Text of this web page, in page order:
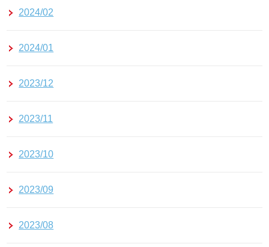
2024/02
2024/01
2023/12
2023/11
2023/10
2023/09
2023/08